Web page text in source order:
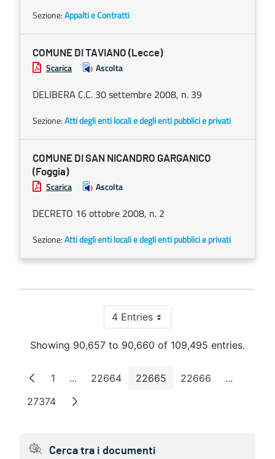
Sezione:Appalti e Contratti
COMUNE DI TAVIANO (Lecce)
Scarica Ascolta
DELIBERA C.C. 30 settembre 2008, n. 39
Sezione:Atti degli enti locali e degli enti pubblici e privati
COMUNE DI SAN NICANDRO GARGANICO
(Foggia)
Scarica Ascolta
DECRETO 16 ottobre 2008, n. 2
Sezione:Atti degli enti locali e degli enti pubblici e privati
4 EntriesPer Page
Showing 90,657 to 90,660 of 109,495 entries.
Page
1 ...Intermediate Pages
Page
22664 Page
22665 Page
22666 ...
Page
27374
Cerca tra i documenti